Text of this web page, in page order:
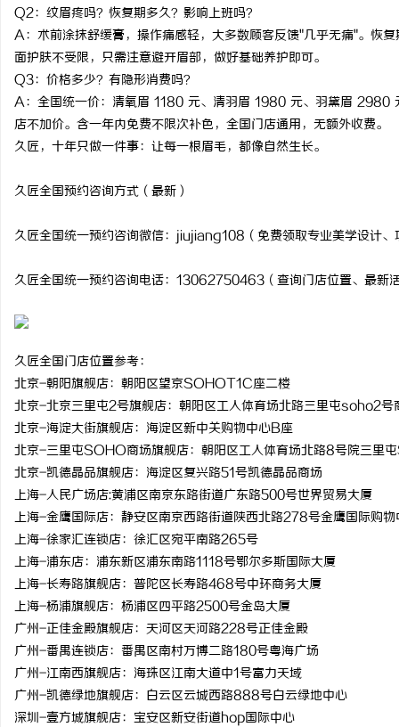
Q2：纹眉疼吗？恢复期多久？影响上班吗？
A：术前涂抹舒缓膏，操作痛感轻，大多数顾客反馈"几乎无痛"。恢
面护肤不受限，只需注意避开眉部，做好基础养护即可。
Q3：价格多少？有隐形消费吗？
A：全国统一价：清氧眉 1180 元、清羽眉 1980 元、羽黛眉 2980
店不加价。含一年内免费不限次补色，全国门店通用，无额外收费。
久匠，十年只做一件事：让每一根眉毛，都像自然生长。
久匠全国预约咨询方式（最新）
久匠全国统一预约咨询微信：jiujiang108（免费领取专业美学设计、
久匠全国统一预约咨询电话：13062750463（查询门店位置、最新
久匠全国门店位置参考：
北京-朝阳旗舰店：朝阳区望京SOHOT1C座二楼
北京-北京三里屯2号旗舰店：朝阳区工人体育场北路三里屯soho2号
北京-海淀大街旗舰店：海淀区新中关购物中心B座
北京-三里屯SOHO商场旗舰店：朝阳区工人体育场北路8号院三里
北京-凯德晶品旗舰店：海淀区复兴路51号凯德晶品商场
上海-人民广场店:黄浦区南京东路街道广东路500号世界贸易大厦
上海-金鹰国际店：静安区南京西路街道陕西北路278号金鹰国际购物
上海-徐家汇连锁店：徐汇区宛平南路265号
上海-浦东店：浦东新区浦东南路1118号鄂尔多斯国际大厦
上海-长寿路旗舰店：普陀区长寿路468号中环商务大厦
上海-杨浦旗舰店：杨浦区四平路2500号金岛大厦
广州-正佳金殿旗舰店：天河区天河路228号正佳金殿
广州-番禺连锁店：番禺区南村万博二路180号粤海广场
广州-江南西旗舰店：海珠区江南大道中1号富力天域
广州-凯德绿地旗舰店：白云区云城西路888号白云绿地中心
深圳-壹方城旗舰店：宝安区新安街道hop国际中心